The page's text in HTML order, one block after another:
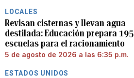
LOCALES
Revisan cisternas y llevan agua
destilada: Educación prepara 195
escuelas para el racionamiento
5 de agosto de 2026 a las 6:35 p.m.
ESTADOS UNIDOS